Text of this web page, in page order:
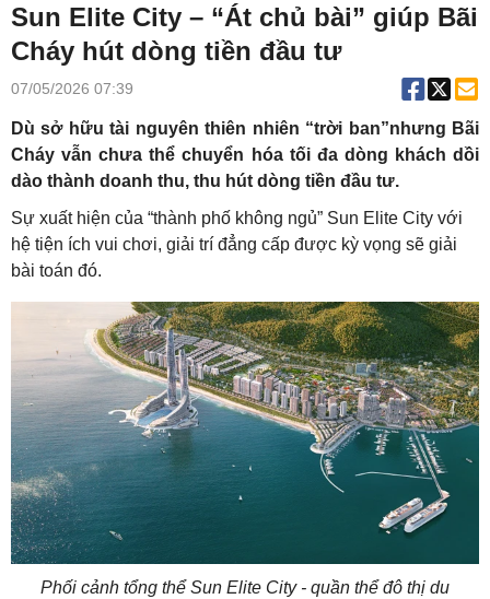
Sun Elite City – “Át chủ bài” giúp Bãi
Cháy hút dòng tiền đầu tư
07/05/2026 07:39
Dù sở hữu tài nguyên thiên nhiên “trời ban”nhưng Bãi
Cháy vẫn chưa thể chuyển hóa tối đa dòng khách dồi
dào thành doanh thu, thu hút dòng tiền đầu tư.
Sự xuất hiện của “thành phố không ngủ” Sun Elite City với
hệ tiện ích vui chơi, giải trí đẳng cấp được kỳ vọng sẽ giải
bài toán đó.
Phối cảnh tổng thể Sun Elite City - quần thể đô thị du